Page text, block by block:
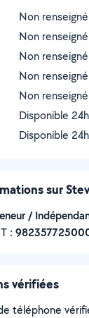
Non renseigné
Non renseigné
Non renseigné
Non renseigné
Non renseigné
Disponible
Disponible
sur
/
:
vérifiées
téléphone